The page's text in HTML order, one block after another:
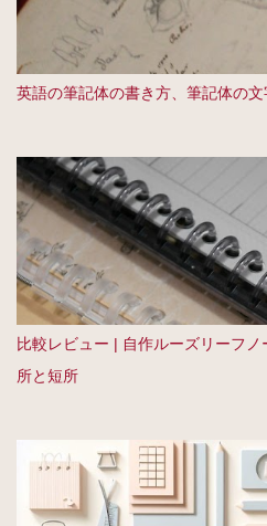
英語の筆記体の書き方、筆記体の文
比較レビュー | 自作ルーズリーフ
所と短所